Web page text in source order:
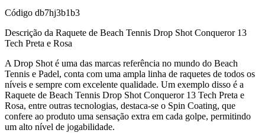
Código db7hj3b1b3
Descrição da Raquete de Beach Tennis Drop Shot Conqueror 13
Tech Preta e Rosa
A Drop Shot é uma das marcas referência no mundo do Beach
Tennis e Padel, conta com uma ampla linha de raquetes de todos os
níveis e sempre com excelente qualidade. Um exemplo disso é a
Raquete de Beach Tennis Drop Shot Conqueror 13 Tech Preta e
Rosa, entre outras tecnologias, destaca-se o Spin Coating, que
confere ao produto uma sensação extra em cada golpe, permitindo
um alto nível de jogabilidade.